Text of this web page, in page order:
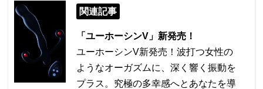
関連記事
「ユーホーシンV」新発売！
ユーホーシンV新発売！波打つ女性の
ようなオーガズムに、深く響く振動を
プラス。究極の多幸感へとあなたを導